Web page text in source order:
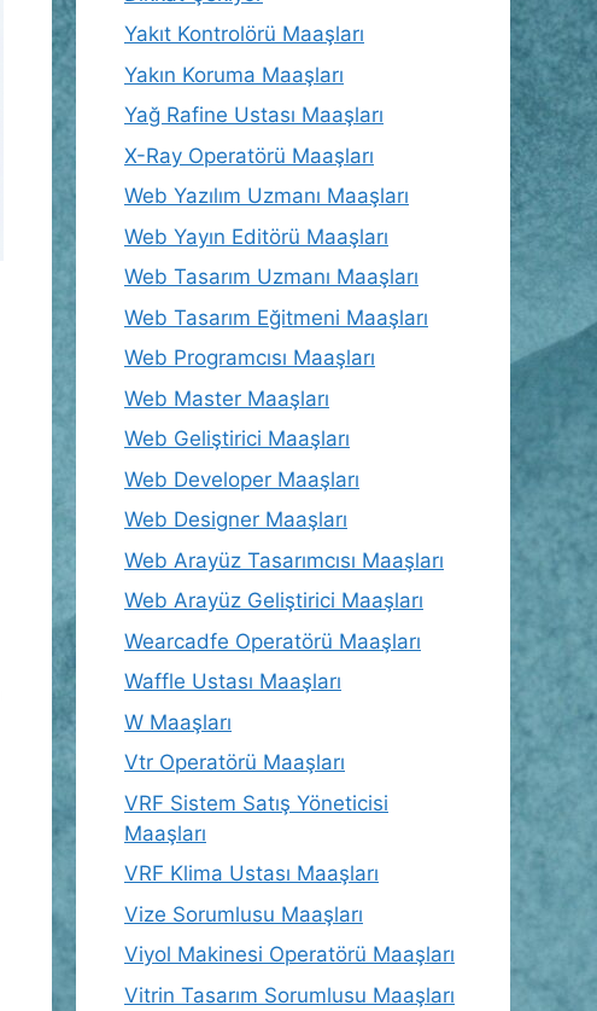
Yakıt Kontrolörü Maaşları
Yakın Koruma Maaşları
Yağ Rafine Ustası Maaşları
X-Ray Operatörü Maaşları
Web Yazılım Uzmanı Maaşları
Web Yayın Editörü Maaşları
Web Tasarım Uzmanı Maaşları
Web Tasarım Eğitmeni Maaşları
Web Programcısı Maaşları
Web Master Maaşları
Web Geliştirici Maaşları
Web Developer Maaşları
Web Designer Maaşları
Web Arayüz Tasarımcısı Maaşları
Web Arayüz Geliştirici Maaşları
Wearcadfe Operatörü Maaşları
Waffle Ustası Maaşları
W Maaşları
Vtr Operatörü Maaşları
VRF Sistem Satış Yöneticisi
Maaşları
VRF Klima Ustası Maaşları
Vize Sorumlusu Maaşları
Viyol Makinesi Operatörü Maaşları
Vitrin Tasarım Sorumlusu Maaşları